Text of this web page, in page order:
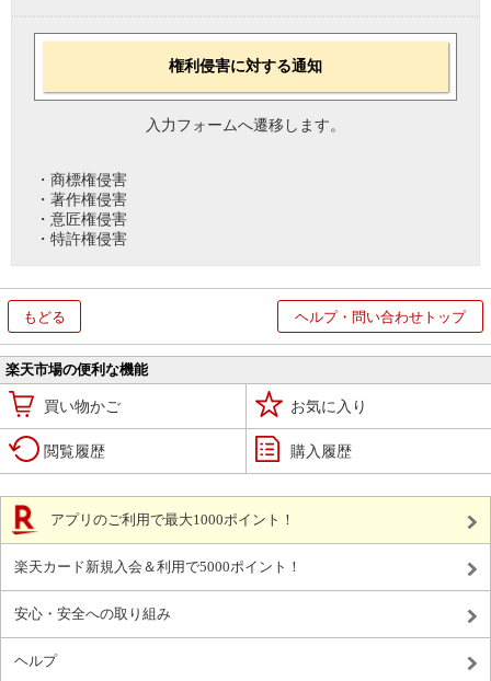
権利侵害に対する通知
入力フォームへ遷移します。
・商標権侵害
・著作権侵害
・意匠権侵害
・特許権侵害
もどる ヘルプ・問い合わせトップ
楽天市場の便利な機能
買い物かご お気に入り
閲覧履歴 購入履歴
アプリのご利用で最大1000ポイント！
楽天カード新規入会＆利用で5000ポイント！
安心・安全への取り組み
ヘルプ